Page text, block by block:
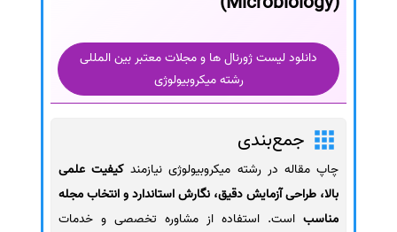
دانلود لیست ژورنال ها و مجلات معتبر بین المللی
رشته میکروبیولوژی
جمع‌بندی
چاپ مقاله در رشته میکروبیولوژی نیازمند کیفیت علمی
بالا، طراحی آزمایش دقیق، نگارش استاندارد و انتخاب مجله
مناسب است. استفاده از مشاوره تخصصی و خدمات